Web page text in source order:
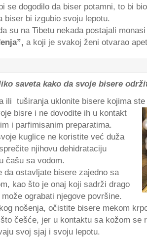
se dogodilo da biser potamni, to bi
biser bi izgubio svoju lepotu.
su na Tibetu nekada postajali
a koji je svakoj ženi otvarao
saveta kako da svoje bisere
ili tuširanja uklonite bisere kojima
bisre i ne dovodite ih u kontakt
i parfimisanim preparatima.
kuglice ne koristite već duža
njihovu dehidrataciju
čašu sa vodom.
da ostavljate bisere zajedno sa
kao što je onaj koji sadrži drago
ograbati njegove površine.
nošenja, očistite bisere mekom
češće, jer u kontaktu sa kožom se
svoj sjaj i svoju lepotu.